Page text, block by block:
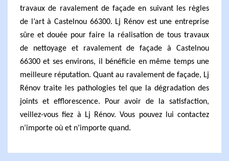
travaux de ravalement de façade en suivant les règles
de l’art à Castelnou 66300. Lj Rénov est une entreprise
sûre et douée pour faire la réalisation de tous travaux
de nettoyage et ravalement de façade à Castelnou
66300 et ses environs, il bénéficie en même temps une
meilleure réputation. Quant au ravalement de façade, Lj
Rénov traite les pathologies tel que la dégradation des
joints et efflorescence. Pour avoir de la satisfaction,
veillez-vous fiez à Lj Rénov. Vous pouvez lui contactez
n’importe où et n’importe quand.